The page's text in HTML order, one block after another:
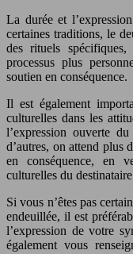
La durée et
certaines traditions, le
des rituels
processus plus
soutien en conséquence.
Il est également
culturelles dans les
l’expression ouverte
d’autres, on attend plus
en conséquence, en
culturelles du
Si vous n’êtes pas
endeuillée, il est
l’expression de votre
également vous